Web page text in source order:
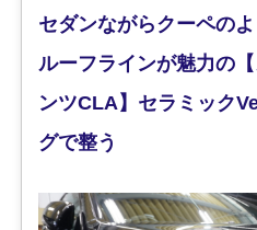
セダンながらクーペの
ルーフラインが魅力の
ンツCLA】セラミック
グで整う